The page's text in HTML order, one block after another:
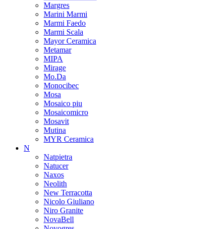
Margres
Marini Marmi
Marmi Faedo
Marmi Scala
Mayor Ceramica
Metamar
MIPA
Mirage
Mo.Da
Monocibec
Mosa
Mosaico piu
Mosaicomicro
Mosavit
Mutina
MYR Ceramica
N
Natpietra
Natucer
Naxos
Neolith
New Terracotta
Nicolo Giuliano
Niro Granite
NovaBell